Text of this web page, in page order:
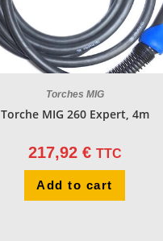
Torches MIG
Torche MIG 260 Expert, 4m
217,92 € TTC
Add to cart